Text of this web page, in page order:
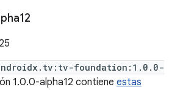
foundation:1.0.0-
1.0.0-alpha12 contiene estas